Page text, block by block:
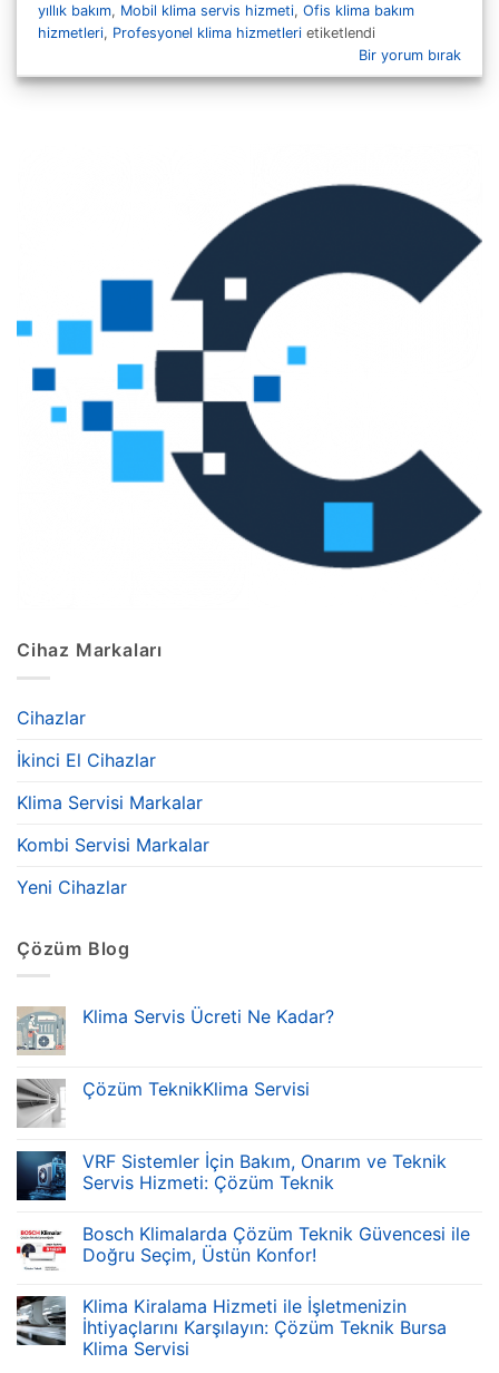
yıllık bakım, Mobil klima servis hizmeti,Ofis klima bakım
hizmetleri, Profesyonel klima hizmetleri etiketlendi
Bir yorum bırak
Cihaz Markaları
Cihazlar
İkinci El Cihazlar
Klima Servisi Markalar
Kombi Servisi Markalar
Yeni Cihazlar
Çözüm Blog
Klima Servis Ücreti Ne Kadar?
Çözüm TeknikKlima Servisi
VRF Sistemler İçin Bakım, Onarım ve Teknik
Servis Hizmeti: Çözüm Teknik
Bosch Klimalarda Çözüm Teknik Güvencesi ile
Doğru Seçim, Üstün Konfor!
Klima Kiralama Hizmeti ile İşletmenizin
İhtiyaçlarını Karşılayın: Çözüm Teknik Bursa
Klima Servisi